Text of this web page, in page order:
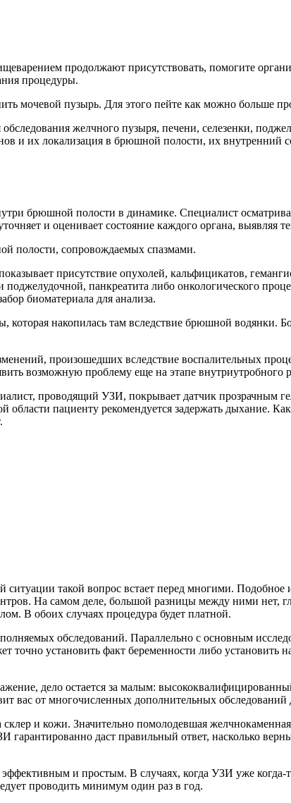
продолжают присутствовать, помогите
процедуры.
мочевой пузырь. Для этого пейте как можно больше
желчного пузыря, печени, селезенки,
и их локализация в брюшной полости, их внутренний
брюшной полости в динамике. Специалист
и оценивает состояние каждого органа, выявляя
полости, сопровождаемых спазмами.
присутствие опухолей, кальфицикатов,
панкреатита либо онкологического
биоматериала для анализа.
накопилась там вследствие брюшной водянки.
произошедших вследствие воспалительных
возможную проблему еще на этапе внутриутробного
проводящий УЗИ, покрывает датчик прозрачным
пациенту рекомендуется задержать дыхание.
такой вопрос встает перед многими. Подобное
На самом деле, большой разницы между ними нет,
В обоих случаях процедура будет платной.
обследований. Параллельно с основным
точно установить факт беременности либо
дело остается за малым:
вас от многочисленных дополнительных обследований
и кожи. Значительно помолодевшая
даст правильный ответ, насколько
и простым. В случаях, когда УЗИ уже когда-
проводить минимум один раз в год.